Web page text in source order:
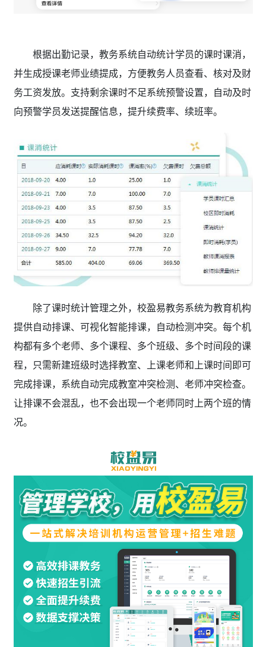
根据出勤记录，教务系统自动统计学员的课时课消，
并生成授课老师业绩提成，方便教务人员查看、核对及财
务工资发放。支持剩余课时不足系统预警设置，自动及时
向预警学员发送提醒信息，提升续费率、续班率。
除了课时统计管理之外，校盈易教务系统为教育机构
提供自动排课、可视化智能排课，自动检测冲突。每个机
构都有多个老师、多个课程、多个班级、多个时间段的课
程，只需新建班级时选择教室、上课老师和上课时间即可
完成排课，系统自动完成教室冲突检测、老师冲突检查。
让排课不会混乱，也不会出现一个老师同时上两个班的情
况。